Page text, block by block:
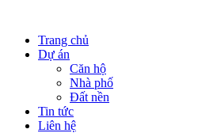
Trang chủ
Dự án
Căn hộ
Nhà phố
Đất nền
Tin tức
Liên hệ